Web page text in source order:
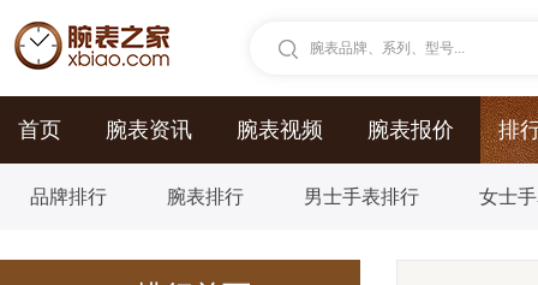
腕表品牌、系列、型号...
首页 腕表资讯 腕表视频 腕表报价 排
品牌排行 腕表排行 男士手表排行 女士